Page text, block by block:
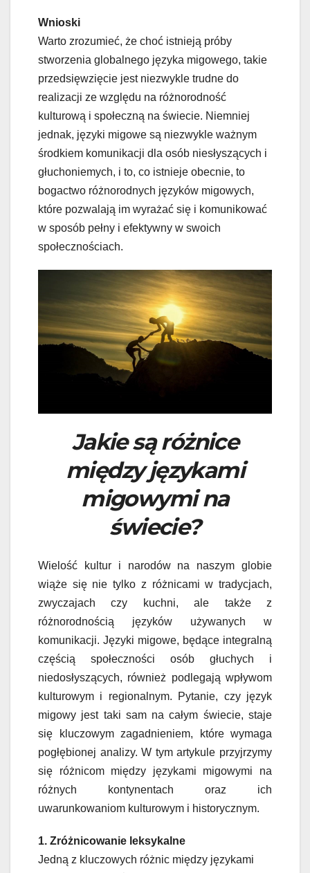
Wnioski
Warto zrozumieć, że choć istnieją próby
stworzenia globalnego języka migowego, takie
przedsięwzięcie jest niezwykle trudne do
realizacji ze względu na różnorodność
kulturową i społeczną na świecie. Niemniej
jednak, języki migowe są niezwykle ważnym
środkiem komunikacji dla osób niesłyszących i
głuchoniemych, i to, co istnieje obecnie, to
bogactwo różnorodnych języków migowych,
które pozwalają im wyrażać się i komunikować
w sposób pełny i efektywny w swoich
społecznościach.
Jakie są różnice
między językami
migowymi na
świecie?
Wielość kultur i narodów na naszym globie
wiąże się nie tylko z różnicami w tradycjach,
zwyczajach czy kuchni, ale także z
różnorodnością języków używanych w
komunikacji. Języki migowe, będące integralną
częścią społeczności osób głuchych i
niedosłyszących, również podlegają wpływom
kulturowym i regionalnym. Pytanie, czy język
migowy jest taki sam na całym świecie, staje
się kluczowym zagadnieniem, które wymaga
pogłębionej analizy. W tym artykule przyjrzymy
się różnicom między językami migowymi na
różnych kontynentach oraz ich
uwarunkowaniom kulturowym i historycznym.
1. Zróżnicowanie leksykalne
Jedną z kluczowych różnic między językami